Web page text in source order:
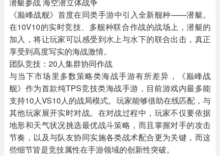
潜艇参战 海空潜立体战争
《巅峰战舰》首度在同类手游中引入全新舰种——潜艇。
在10V10的实时竞技、多舰种联合作战的战场上，潜艇的
加入，将让玩家可以感受到水上与水下的联合出击，真正
享受到高度写实的海战激情。
团队竞技：20人集群协同作战
与当下市场里多数策略类海战手游有所差异，《巅峰战
舰》作为首款纯TPS竞技类海战手游，目前游戏内最多能
支持10人VS10人的战局模式。玩家能够借助在线匹配，与
其他玩家展开实时对战。在对战过程中，玩家不仅要依据
地形和天气状况挑选最优战斗策略，而且掌握对手的攻击
节奏，以及与队友协同实施各类战术配合更为关键，而这
些细节皆是竞技属性在手游领域的创新性突破。